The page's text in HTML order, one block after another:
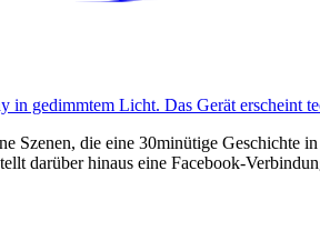
die eine 30minütige Geschichte
darüber hinaus eine Facebook-